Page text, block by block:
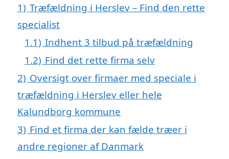
1) Træfældning i Herslev – Find den rette
specialist
1.1) Indhent 3 tilbud på træfældning
1.2) Find det rette firma selv
2) Oversigt over firmaer med speciale i
træfældning i Herslev eller hele
Kalundborg kommune
3) Find et firma der kan fælde træer i
andre regioner af Danmark